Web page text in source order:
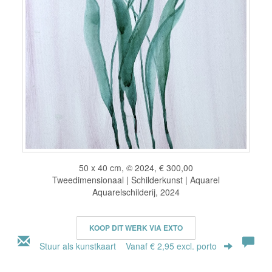
50 x 40 cm, © 2024, € 300,00
Tweedimensionaal | Schilderkunst | Aquarel
Aquarelschilderij, 2024
KOOP DIT WERK VIA EXTO
Stuur als kunstkaart Vanaf € 2,95 excl. porto